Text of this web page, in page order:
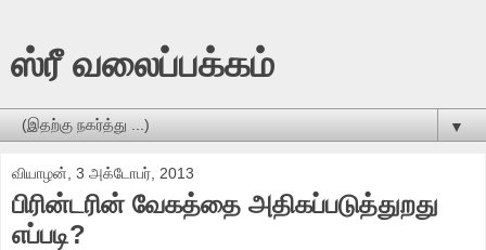
ஸ்ரீ வலைப்பக்கம்
▼
வியாழன், 3 அக்டோபர், 2013
பிரின்டரின் வேகத்தை அதிகப்படுத்துறது
எப்படி?